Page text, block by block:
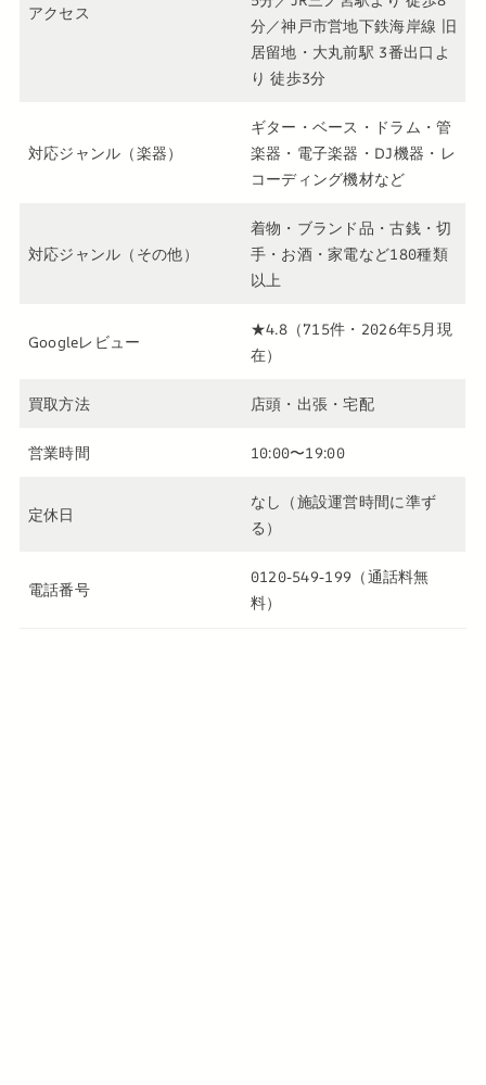
アクセス
分／神戸市営地下鉄海岸線 旧
居留地・大丸前駅 3番出口よ
り 徒歩3分
対応ジャンル（楽器）
ギター・ベース・ドラム・管
楽器・電子楽器・DJ機器・レ
コーディング機材など
対応ジャンル（その他）
着物・ブランド品・古銭・切
手・お酒・家電など180種類
以上
Googleレビュー
★4.8（715件・2026年5月現
在）
買取方法 店頭・出張・宅配
営業時間 10:00〜19:00
定休日
なし（施設運営時間に準ず
る）
電話番号
0120-549-199（通話料無
料）